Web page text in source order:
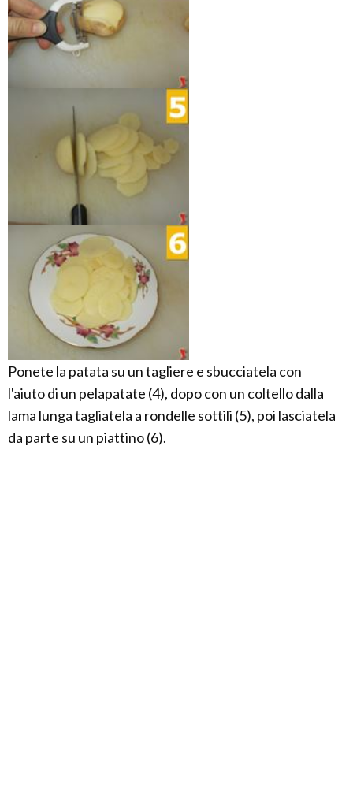
Ponete la patata su un tagliere e sbucciatela con
l'aiuto di un pelapatate (4), dopo con un coltello dalla
lama lunga tagliatela a rondelle sottili (5), poi lasciatela
da parte su un piattino (6).